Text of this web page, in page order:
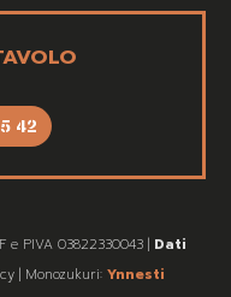
42
PIVA 03822330043 | Dati
| Monozukuri: Ynnesti